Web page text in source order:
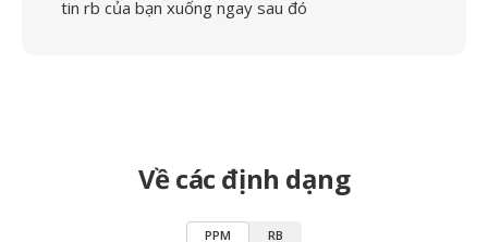
tin rb của bạn xuống ngay sau đó
Về các định dạng
PPM RB